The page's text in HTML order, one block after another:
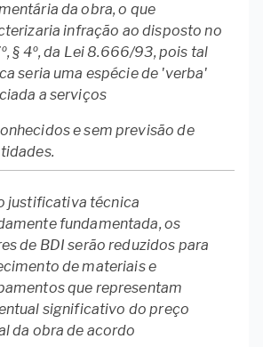
da obra, o que
infração ao disposto no
§ 4º, da Lei 8.666/93, pois tal
seria uma espécie de 'verba'
a serviços
e sem previsão de
justificativa técnica
fundamentada, os
de BDI serão reduzidos para
de materiais e
que representam
significativo do preço
da obra de acordo